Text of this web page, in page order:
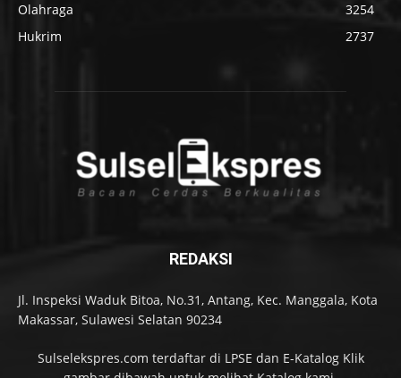
Olahraga
3254
Hukrim
2737
REDAKSI
Jl. Inspeksi Waduk Bitoa, No.31, Antang, Kec. Manggala, Kota
Makassar, Sulawesi Selatan 90234
Sulselekspres.com terdaftar di LPSE dan E-Katalog Klik